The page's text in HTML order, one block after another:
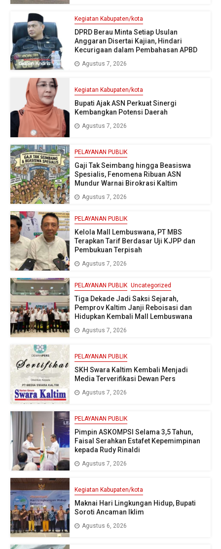
Kegiatan Kabupaten/kota
DPRD Berau Minta Setiap Usulan
Anggaran Disertai Kajian, Hindari
Kecurigaan dalam Pembahasan APBD
Agustus 7, 2026
Kegiatan Kabupaten/kota
Bupati Ajak ASN Perkuat Sinergi
Kembangkan Potensi Daerah
Agustus 7, 2026
PELAYANAN PUBLIK
Gaji Tak Seimbang hingga Beasiswa
Spesialis, Fenomena Ribuan ASN
Mundur Warnai Birokrasi Kaltim
Agustus 7, 2026
PELAYANAN PUBLIK
Kelola Mall Lembuswana, PT MBS
Terapkan Tarif Berdasar Uji KJPP dan
Pembukuan Terpisah
Agustus 7, 2026
PELAYANAN PUBLIK Uncategorized
Tiga Dekade Jadi Saksi Sejarah,
Pemprov Kaltim Janji Reboisasi dan
Hidupkan Kembali Mall Lembuswana
Agustus 7, 2026
PELAYANAN PUBLIK
SKH Swara Kaltim Kembali Menjadi
Media Terverifikasi Dewan Pers
Agustus 7, 2026
PELAYANAN PUBLIK
Pimpin ASKOMPSI Selama 3,5 Tahun,
Faisal Serahkan Estafet Kepemimpinan
kepada Rudy Rinaldi
Agustus 7, 2026
Kegiatan Kabupaten/kota
Maknai Hari Lingkungan Hidup, Bupati
Soroti Ancaman Iklim
Agustus 6, 2026